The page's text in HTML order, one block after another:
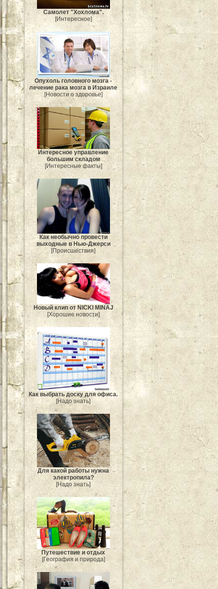
Самолет "Хохлома".
[Интересное]
Опухоль головного мозга -
лечение рака мозга в Израиле
[Новости о здоровье]
Интересное управление
большим складом
[Интересные факты]
Как необычно провести
выходные в Нью-Джерси
[Происшествия]
Новый клип от NICKI MINAJ
[Хорошие новости]
Как выбрать доску для офиса.
[Надо знать]
Для какой работы нужна
электропила?
[Надо знать]
Путешествие и отдых
[География и природа]